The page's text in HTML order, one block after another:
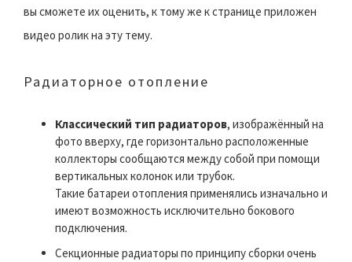
вы сможете их оценить, к тому же к странице приложен
видео ролик на эту тему.
Радиаторное отопление
Классический тип радиаторов, изображённый на
фото вверху, где горизонтально расположенные
коллекторы сообщаются между собой при помощи
вертикальных колонок или трубок.
Такие батареи отопления применялись изначально и
имеют возможность исключительно бокового
подключения.
Секционные радиаторы по принципу сборки очень